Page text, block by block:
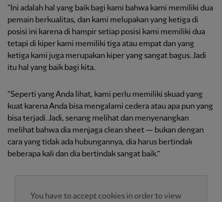
“Ini adalah hal yang baik bagi kami bahwa kami memiliki dua
pemain berkualitas, dan kami melupakan yang ketiga di
posisi ini karena di hampir setiap posisi kami memiliki dua
tetapi di kiper kami memiliki tiga atau empat dan yang
ketiga kami juga merupakan kiper yang sangat bagus. Jadi
itu hal yang baik bagi kita.
“Seperti yang Anda lihat, kami perlu memiliki skuad yang
kuat karena Anda bisa mengalami cedera atau apa pun yang
bisa terjadi. Jadi, senang melihat dan menyenangkan
melihat bahwa dia menjaga clean sheet — bukan dengan
cara yang tidak ada hubungannya, dia harus bertindak
beberapa kali dan dia bertindak sangat baik.”
You have to accept cookies in order to view